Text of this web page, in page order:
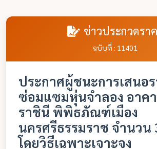
ข่าวประกวดรา
ฉบับที่ : 11401
ประกาศผู้ชนะการเสนอร
ซ่อมแซมหุ่นจำลอง อาค
ราชินี พิพิธภัณฑ์เมือง
นครศรีธรรมราช จำนวน
โดยวิธีเฉพาะเจาะจง